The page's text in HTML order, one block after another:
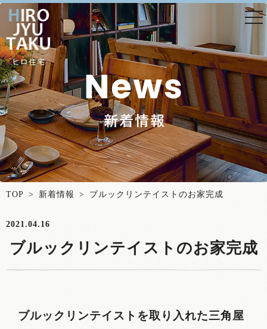
TOP > 新着情報 > ブルックリンテイストのお家完成
2021.04.16
ブルックリンテイストのお家完成
ブルックリンテイストを取り入れた三角屋